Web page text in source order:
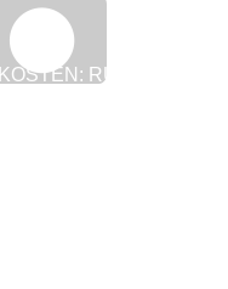
RÜCKZAHLUNG